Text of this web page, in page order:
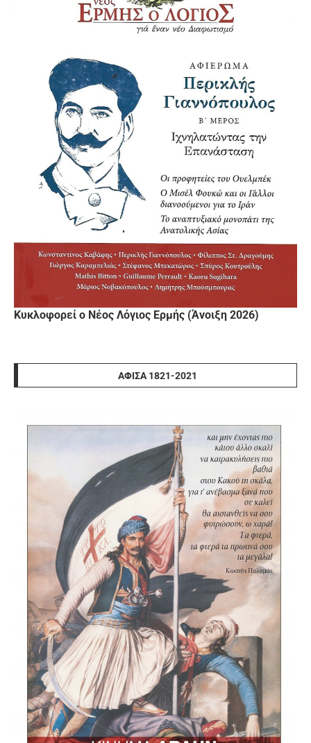
Κυκλοφορεί ο Νέος Λόγιος Ερμής (Άνοιξη 2026)
ΑΦΊΣΑ 1821-2021